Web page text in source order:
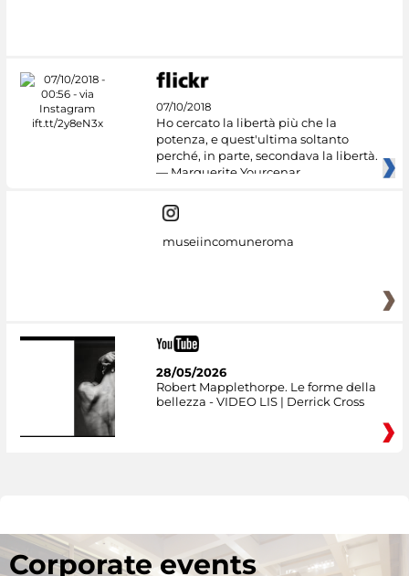
07/10/2018
Ho cercato la libertà più che la
potenza, e quest'ultima soltanto
perché, in parte, secondava la libertà.
— Marguerite Yourcenar
museiincomuneroma
28/05/2026
Robert Mapplethorpe. Le forme della
bellezza - VIDEO LIS | Derrick Cross
Corporate events